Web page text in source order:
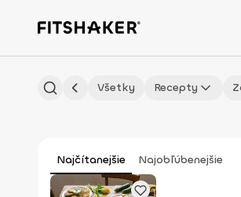
Všetky Recepty
Najčítanejšie Najobľúbenejšie